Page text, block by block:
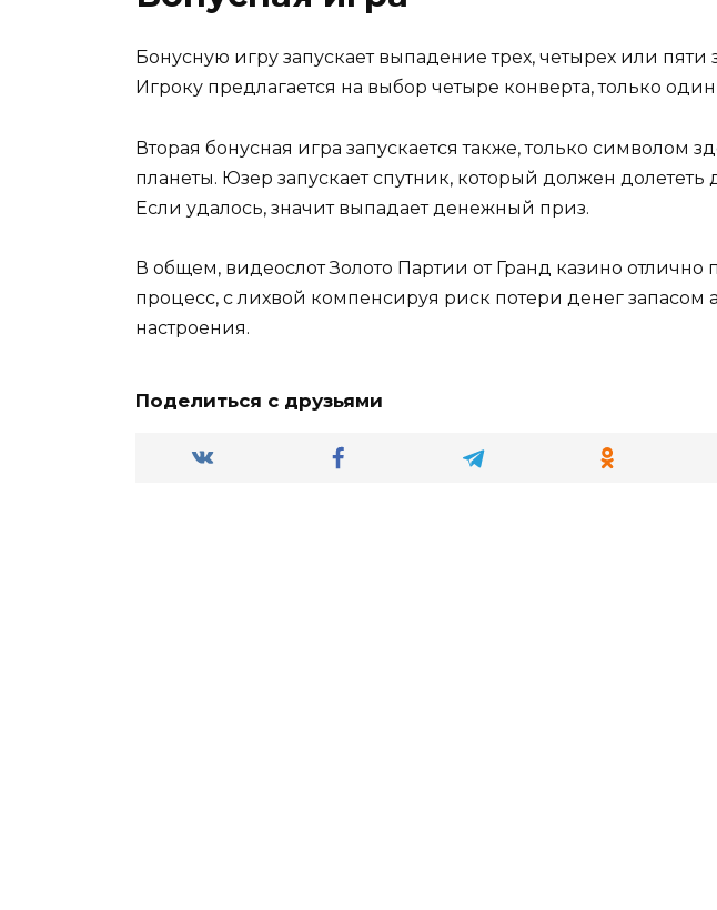
Бонусную игру запускает выпадение трех, четырех или пяти
Игроку предлагается на выбор четыре конверта, только
Вторая бонусная игра запускается также, только символом
планеты. Юзер запускает спутник, который должен
Если удалось, значит выпадает денежный приз.
В общем, видеослот Золото Партии от Гранд казино отлично
процесс, с лихвой компенсируя риск потери денег запасом
настроения.
Поделиться с друзьями